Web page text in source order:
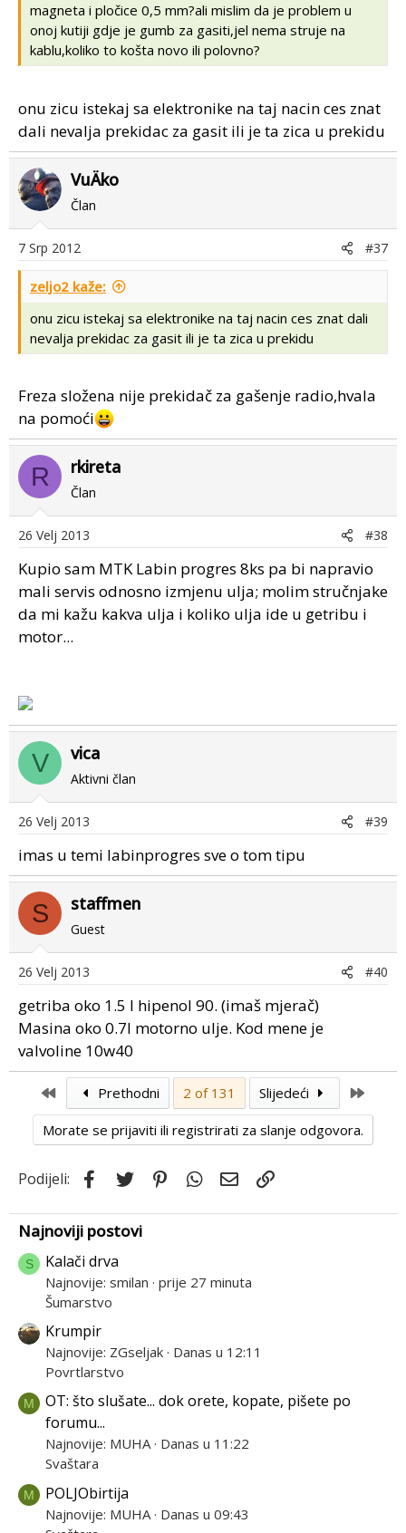
magneta i pločice 0,5 mm?ali mislim da je problem u
onoj kutiji gdje je gumb za gasiti,jel nema struje na
kablu,koliko to košta novo ili polovno?
onu zicu istekaj sa elektronike na taj nacin ces znat
dali nevalja prekidac za gasit ili je ta zica u prekidu
VuÄko
Član
7 Srp 2012 #37
zeljo2 kaže:
onu zicu istekaj sa elektronike na taj nacin ces znat dali
nevalja prekidac za gasit ili je ta zica u prekidu
Freza složena nije prekidač za gašenje radio,hvala
na pomoći
R rkireta
Član
26 Velj 2013 #38
Kupio sam MTK Labin progres 8ks pa bi napravio
mali servis odnosno izmjenu ulja; molim stručnjake
da mi kažu kakva ulja i koliko ulja ide u getribu i
motor...
V vica
Aktivni član
26 Velj 2013 #39
imas u temi labinprogres sve o tom tipu
S staffmen
Guest
26 Velj 2013 #40
getriba oko 1.5 l hipenol 90. (imaš mjerač)
Masina oko 0.7l motorno ulje. Kod mene je
valvoline 10w40
First Prethodni 2 of 131 Slijedeći
Morate se prijaviti ili registrirati za slanje odgovora.
Podijeli: Facebook
Twitter PinterestWhatsApp
Email
Najnoviji postovi
S Kalači drva
Najnovije: smilan prije 27 minuta
Šumarstvo
Krumpir
Najnovije: ZGseljak Danas u 12:11
Povrtlarstvo
M
OT: što slušate... dok orete, kopate, pišete po
forumu...
Najnovije: MUHA Danas u 11:22
Svaštara
M POLJObirtija
Najnovije: MUHA Danas u 09:43